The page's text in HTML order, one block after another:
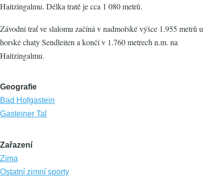
Haitzingalmu. Délka tratě je cca 1 080 metrů.
Závodní trať ve slalomu začíná v nadmořské výšce 1.955 metrů u
horské chaty Sendleiten a končí v 1.760 metrech n.m. na
Haitzingalmu.
Geografie
Bad Hofgastein
Gasteiner Tal
Zařazení
Zima
Ostatní zimní sporty